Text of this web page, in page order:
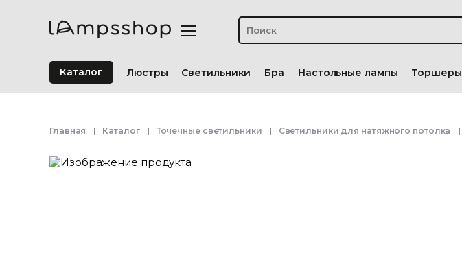
Каталог Люстры Светильники Бра Настольные лампы Торшеры
Главная Каталог Точечные светильники Светильники для натяжного потолка